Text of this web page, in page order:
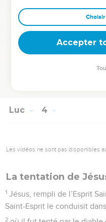
Qaïnam, Arphaxad, Sem,
Mathusalem, Hénoc,
Enosch, Seth, Adam, qui
La Bible Du Semeur Copyright ©
Luc 4
Les vidéos ne sont pas disponibles
La tentation de
1 Jésus, rempli de l’Esprit
Saint-Esprit le conduisit
2
Accepter